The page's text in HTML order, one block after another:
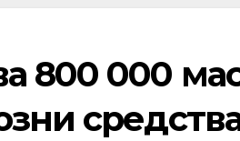
800 000